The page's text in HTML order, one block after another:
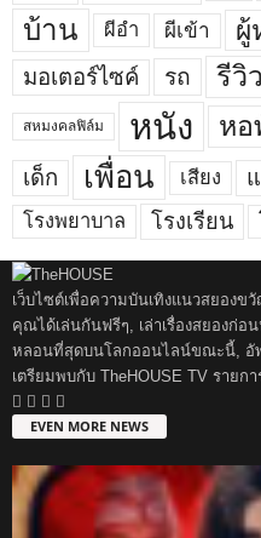
บ้าน ผีอำ ผีเข้า ผู้
มอเตอร์ไซค์ รถ รีวิว
สหมงคลฟิล์ม หนัง หอ
เด็ก
เพื่อน เสียง
โรงพยาบาล โรงเรียน
เว็บไซต์เพื่อความบันเทิงแนวสยองข
คุณได้เล่นกันฟรีๆ, เล่าเรื่องสยองก่
หลอนที่สุดบนโลกออนไลน์ขณะนี้, อั
เตรียมพบกับ TheHOUSE TV ราย
EVEN MORE NEWS